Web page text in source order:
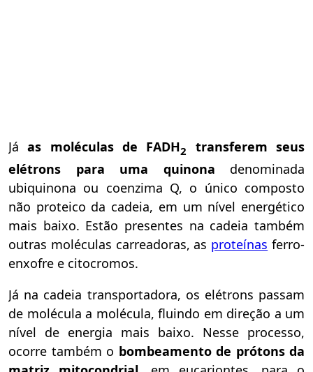
Jáas moléculas de FADH2
transferem seus
elétrons para uma quinona denominada
ubiquinona ou coenzima Q, o único composto
não proteico da cadeia, em um nível energético
mais baixo. Estão presentes na cadeia também
outras moléculas carreadoras, as proteínas ferro-
enxofre e citocromos.
Já na cadeia transportadora, os elétrons passam
de molécula a molécula, fluindo em direção a um
nível de energia mais baixo. Nesse processo,
ocorre também o bombeamento de prótons da